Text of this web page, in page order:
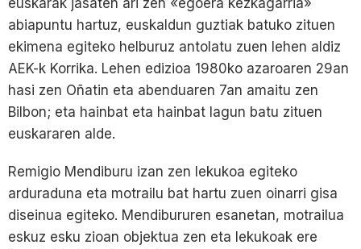
abiapuntu hartuz, euskaldun guztiak batuko zituen
ekimena egiteko helburuz antolatu zuen lehen aldiz
AEK-k Korrika. Lehen edizioa 1980ko azaroaren 29an
hasi zen Oñatin eta abenduaren 7an amaitu zen
Bilbon; eta hainbat eta hainbat lagun batu zituen
euskararen alde.
Remigio Mendiburu izan zen lekukoa egiteko
arduraduna eta motrailu bat hartu zuen oinarri gisa
diseinua egiteko. Mendibururen esanetan, motrailua
eskuz esku zioan objektua zen eta lekukoak ere